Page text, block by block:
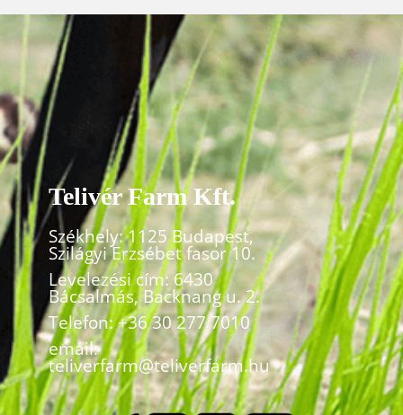
Telivér Farm Kft.
Székhely: 1125 Budapest,
Szilágyi Erzsébet fasor 10.
Levelezési cím: 6430
Bácsalmás, Backnang u. 2.
Telefon:+36 30 277 7010
email:
teliverfarm@teliverfarm.hu